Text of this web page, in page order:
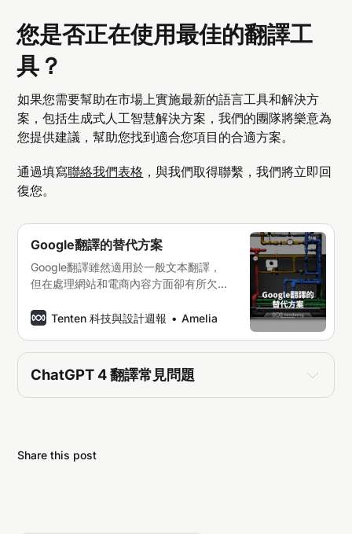
您是否正在使用最佳的翻譯工
具？
如果您需要幫助在市場上實施最新的語言工具和解決方
案，包括生成式人工智慧解決方案，我們的團隊將樂意為
您提供建議，幫助您找到適合您項目的合適方案。
通過填寫聯絡我們表格 ，與我們取得聯繫，我們將立即回
復您。
Google翻譯的替代方案
Google翻譯雖然適用於一般文本翻譯，
但在處理網站和電商內容方面卻有所欠
多語言內容需求提供更高的準確性、定製
Tenten 科技與設計週報 Amelia
ChatGPT 4 翻譯常見問題
什麼是ChatGPT-4？
文本。
Share this post